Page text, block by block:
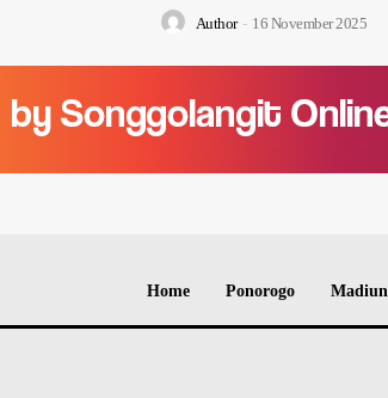
Author - 16 November 2025
Home Ponorogo Madiun